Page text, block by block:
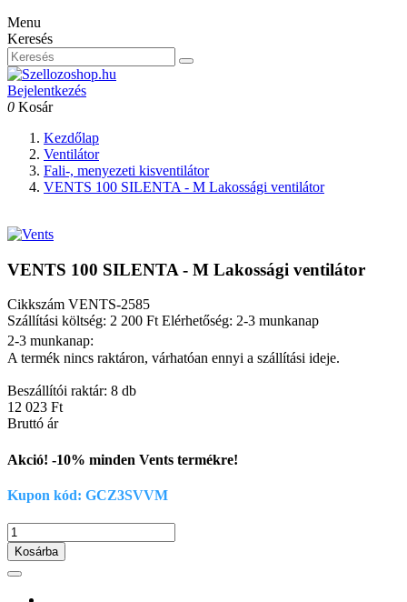
Menu
Keresés
Bejelentkezés
0 Kosár
Kezdőlap
Ventilátor
Fali-, menyezeti kisventilátor
VENTS 100 SILENTA - M Lakossági ventilátor
VENTS 100 SILENTA - M Lakossági ventilátor
Cikkszám VENTS-2585
Szállítási költség: 2 200 FtElérhetőség: 2-3 munkanap
2-3 munkanap:
A termék nincs raktáron, várhatóan ennyi a szállítási ideje.
Beszállítói raktár: 8 db
12 023 Ft
Bruttó ár
Akció! -10% minden Vents termékre!
Kupon kód: GCZ3SVVM
Kosárba